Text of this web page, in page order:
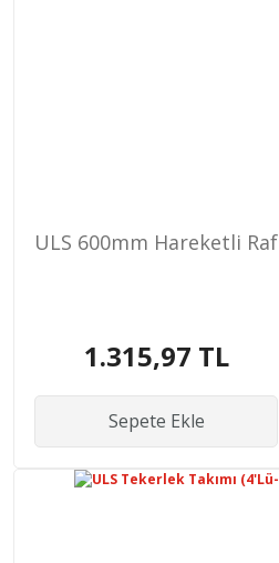
ULS 600mm Hareketli Raf
1.315,97 TL
Sepete Ekle